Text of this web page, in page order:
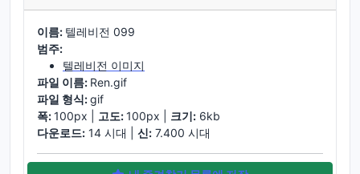
이름: 텔레비전 099
범주:
텔레비전 이미지
파일 이름: Ren.gif
파일 형식:gif
폭:100px | 고도:100px | 크기: 6kb
다운로드: 14 시대 | 신: 7.400 시대